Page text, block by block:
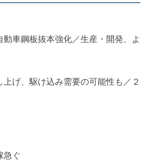
車鋼板抜本強化／生産・開発、よ
げ、駆け込み需要の可能性も／２
急ぐ